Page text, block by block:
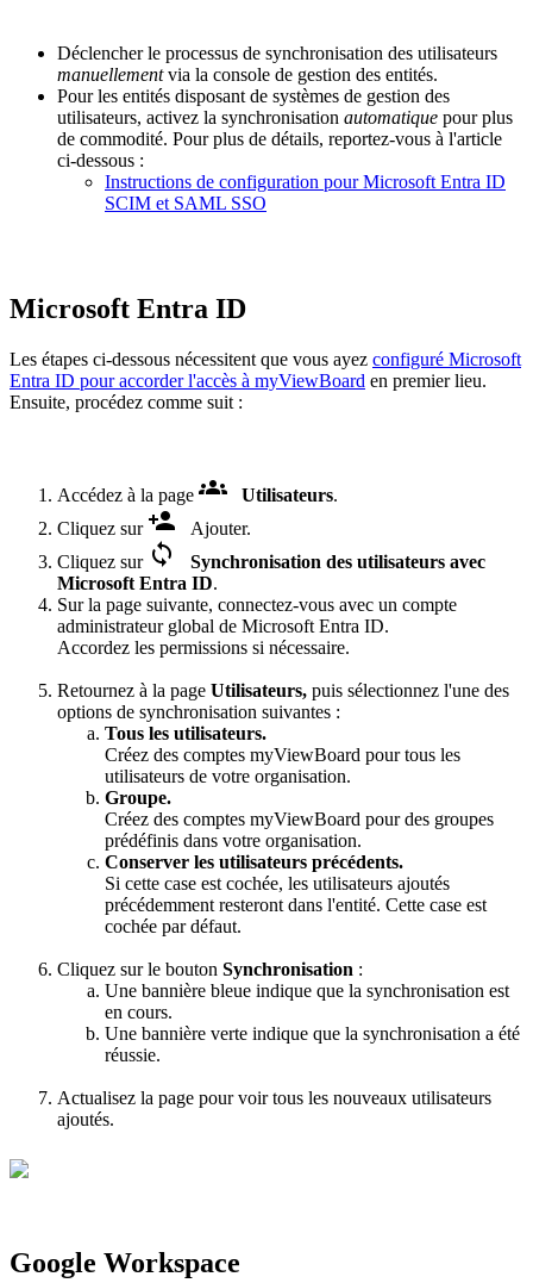
Déclencher le processus de synchronisation des utilisateurs
manuellementvia la console de gestion des entités.
Pour les entités disposant de systèmes de gestion des
utilisateurs, activez la synchronisation automatique pour plus
de commodité. Pour plus de détails, reportez-vous à l'article
ci-dessous :
Instructions de configuration pour Microsoft Entra ID
SCIM et SAML SSO
Microsoft Entra ID
Les étapes ci-dessous nécessitent que vous ayez configuré Microsoft
Entra ID pour accorder l'accès à myViewBoard en premier lieu.
Ensuite, procédez comme suit :
Accédez à la page Utilisateurs.
Cliquez sur
Ajouter.
Cliquez sur
Synchronisation des utilisateurs avec
Microsoft Entra ID.
Sur la page suivante, connectez-vous avec un compte
administrateur global de Microsoft Entra ID.
Accordez les permissions si nécessaire.
Retournez à la page Utilisateurs, puis sélectionnez l'une des
options de synchronisation suivantes :
Tous les utilisateurs.
Créez des comptes myViewBoard pour tous les
utilisateurs de votre organisation.
Groupe.
Créez des comptes myViewBoard pour des groupes
prédéfinis dans votre organisation.
Conserver les utilisateurs précédents.
Si cette case est cochée, les utilisateurs ajoutés
précédemment resteront dans l'entité. Cette case est
cochée par défaut.
Cliquez sur le bouton Synchronisation :
Une bannière bleue indique que la synchronisation est
en cours.
Une bannière verte indique que la synchronisation a été
réussie.
Actualisez la page pour voir tous les nouveaux utilisateurs
ajoutés.
Google Workspace